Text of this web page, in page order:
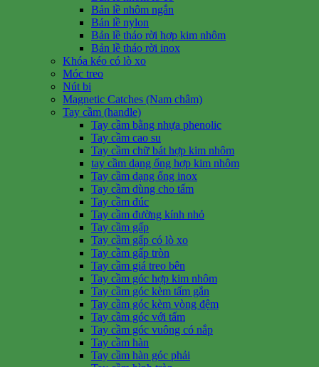
Bản lề nhôm ngắn
Bản lề nylon
Bản lề tháo rời hợp kim nhôm
Bản lề tháo rời inox
Khóa kéo có lò xo
Móc treo
Nút bi
Magnetic Catches (Nam châm)
Tay cầm (handle)
Tay cầm bằng nhựa phenolic
Tay cầm cao su
Tay cầm chữ bát hợp kim nhôm
tay cầm dạng ống hợp kim nhôm
Tay cầm dạng ống inox
Tay cầm dùng cho tấm
Tay cầm đúc
Tay cầm đường kính nhỏ
Tay cầm gấp
Tay cầm gấp có lò xo
Tay cầm gấp tròn
Tay cầm giá treo bên
Tay cầm góc hợp kim nhôm
Tay cầm góc kèm tấm gắn
Tay cầm góc kèm vòng đệm
Tay cầm góc với tấm
Tay cầm góc vuông có nắp
Tay cầm hàn
Tay cầm hàn góc phải